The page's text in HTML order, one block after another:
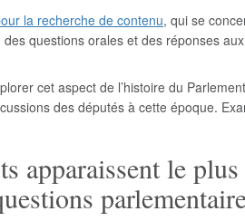
la recherche de contenu, qui se
questions orales et des réponses
cet aspect de l’histoire du
des députés à cette époque.
apparaissent le